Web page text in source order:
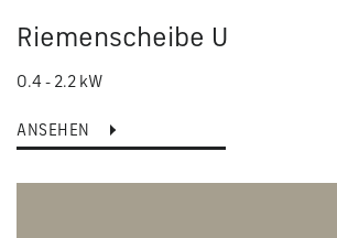
Riemenscheibe U
0.4 - 2.2 kW
ANSEHEN